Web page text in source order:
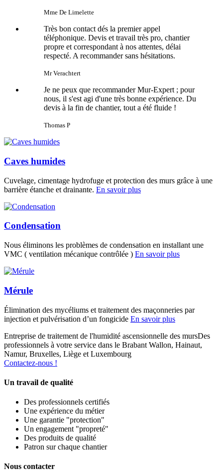
Mme De Limelette
Très bon contact dés la premier appel
téléphonique. Devis et travail très pro, chantier
propre et correspondant à nos attentes, délai
respecté. A recommander sans hésitations.
Mr Verachtert
Je ne peux que recommander Mur-Expert ; pour
nous, il s'est agi d'une très bonne expérience. Du
devis à la fin de chantier, tout a été fluide !
Thomas P
Caves humides
Cuvelage, cimentage hydrofuge et protection des murs grâce à une
barrière étanche et drainante. En savoir plus
Condensation
Nous éliminons les problèmes de condensation en installant une
VMC ( ventilation mécanique contrôlée ) En savoir plus
Mérule
Élimination des mycéliums et traitement des maçonneries par
injection et pulvérisation d’un fongicide En savoir plus
Entreprise de traitement de l'humidité ascensionnelle des mursDes
professionnels à votre service dans le Brabant Wallon, Hainaut,
Namur, Bruxelles, Liège et Luxembourg
Contactez-nous !
Un travail de qualité
Des professionnels certifiés
Une expérience du métier
Une garantie "protection"
Un engagement "propreté"
Des produits de qualité
Patron sur chaque chantier
Nous contacter